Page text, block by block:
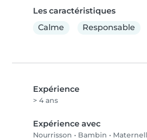
Les caractéristiques
Calme
Responsable
Expérience
> 4 ans
Expérience avec
Nourrisson • Bambin •